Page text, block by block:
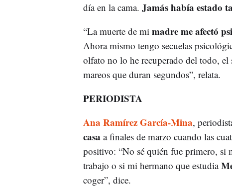
día en la cama. Jamás había estado
“La muerte de mi madre me afectó
Ahora mismo tengo secuelas
olfato no lo he recuperado del todo,
mareos que duran segundos”, relata.
PERIODISTA
Ana Ramírez García-Mina,
casa a finales de marzo cuando las
positivo: “No sé quién fue primero, si
trabajo o si mi hermano que estudia
coger”, dice.